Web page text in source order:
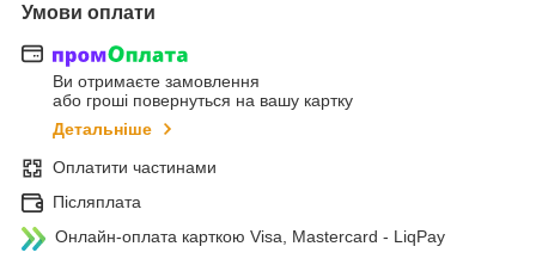
Умови оплати
Ви отримаєте замовлення
або гроші повернуться на вашу картку
Детальніше
Оплатити частинами
Післяплата
Онлайн-оплата карткою Visa, Mastercard - LiqPay